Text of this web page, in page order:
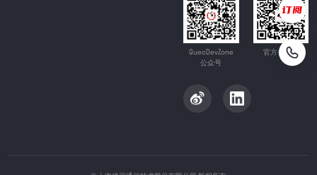
QuecDevZone
公众号
官方公众号